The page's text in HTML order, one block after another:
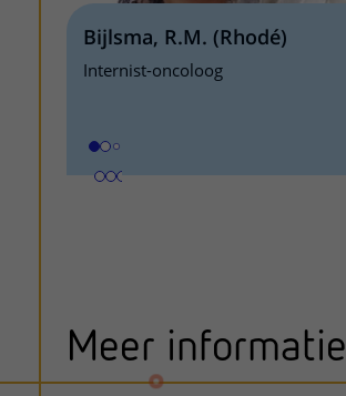
Bijlsma, R.M. (Rhodé)
Internist-oncoloog
Meer informatie